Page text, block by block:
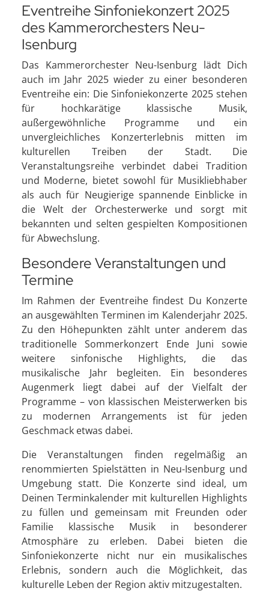
Eventreihe Sinfoniekonzert 2025
des Kammerorchesters Neu-
Isenburg
Das Kammerorchester Neu-Isenburg lädt Dich
auch im Jahr 2025 wieder zu einer besonderen
Eventreihe ein: Die Sinfoniekonzerte 2025 stehen
für hochkarätige klassische Musik,
außergewöhnliche Programme und ein
unvergleichliches Konzerterlebnis mitten im
kulturellen Treiben der Stadt. Die
Veranstaltungsreihe verbindet dabei Tradition
und Moderne, bietet sowohl für Musikliebhaber
als auch für Neugierige spannende Einblicke in
die Welt der Orchesterwerke und sorgt mit
bekannten und selten gespielten Kompositionen
für Abwechslung.
Besondere Veranstaltungen und
Termine
Im Rahmen der Eventreihe findest Du Konzerte
an ausgewählten Terminen im Kalenderjahr 2025.
Zu den Höhepunkten zählt unter anderem das
traditionelle Sommerkonzert Ende Juni sowie
weitere sinfonische Highlights, die das
musikalische Jahr begleiten. Ein besonderes
Augenmerk liegt dabei auf der Vielfalt der
Programme – von klassischen Meisterwerken bis
zu modernen Arrangements ist für jeden
Geschmack etwas dabei.
Die Veranstaltungen finden regelmäßig an
renommierten Spielstätten in Neu-Isenburg und
Umgebung statt. Die Konzerte sind ideal, um
Deinen Terminkalender mit kulturellen Highlights
zu füllen und gemeinsam mit Freunden oder
Familie klassische Musik in besonderer
Atmosphäre zu erleben. Dabei bieten die
Sinfoniekonzerte nicht nur ein musikalisches
Erlebnis, sondern auch die Möglichkeit, das
kulturelle Leben der Region aktiv mitzugestalten.